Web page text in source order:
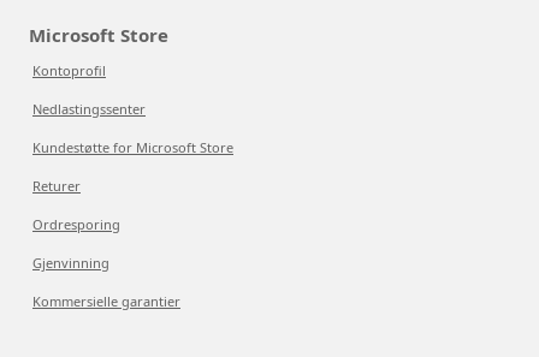
Microsoft Store
Kontoprofil
Nedlastingssenter
Kundestøtte for Microsoft Store
Returer
Ordresporing
Gjenvinning
Kommersielle garantier